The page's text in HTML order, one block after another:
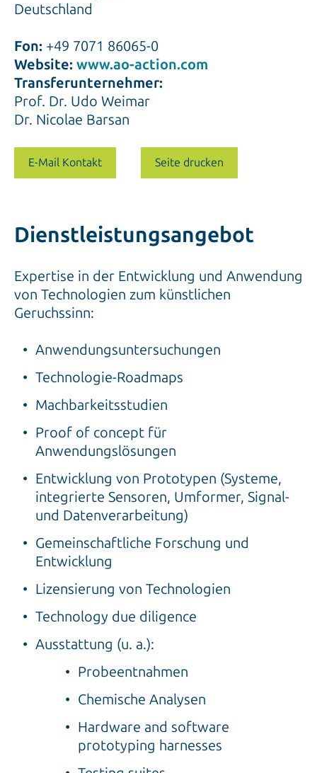
Deutschland
Fon: +49 7071 86065-0
Website: www.ao-action.com
Transferunternehmer:
Prof. Dr. Udo Weimar
Dr. Nicolae Barsan
E-Mail Kontakt Seite drucken
Dienstleistungsangebot
Expertise in der Entwicklung und Anwendung
von Technologien zum künstlichen
Geruchssinn:
Anwendungsuntersuchungen
Technologie-Roadmaps
Machbarkeitsstudien
Proof of concept für
Anwendungslösungen
Entwicklung von Prototypen (Systeme,
integrierte Sensoren, Umformer, Signal-
und Datenverarbeitung)
Gemeinschaftliche Forschung und
Entwicklung
Lizensierung von Technologien
Technology due diligence
Ausstattung (u. a.):
Probeentnahmen
Chemische Analysen
Hardware and software
prototyping harnesses